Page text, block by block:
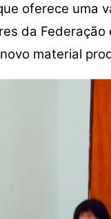
oferece uma
da Federação
material